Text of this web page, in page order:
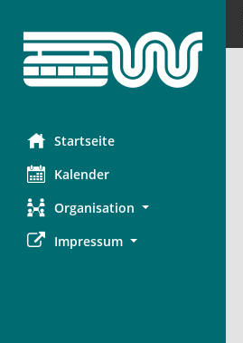
Startseite
Kalender
Organisation
Impressum